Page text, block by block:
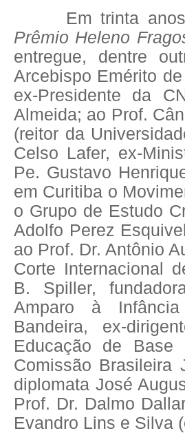
Em trinta
Prêmio Heleno
entregue, dentre
Arcebispo Emérito
ex-Presidente da
Almeida; ao Prof.
(reitor da
Celso Lafer, ex-
Pe. Gustavo
em Curitiba o
o Grupo de Estudo
Adolfo Perez
ao Prof. Dr. Antônio
Corte Internacional
B. Spiller,
Amparo à
Bandeira, ex-
Educação de
Comissão Brasileira
diplomata José
Prof. Dr. Dalmo
Evandro Lins e Silva